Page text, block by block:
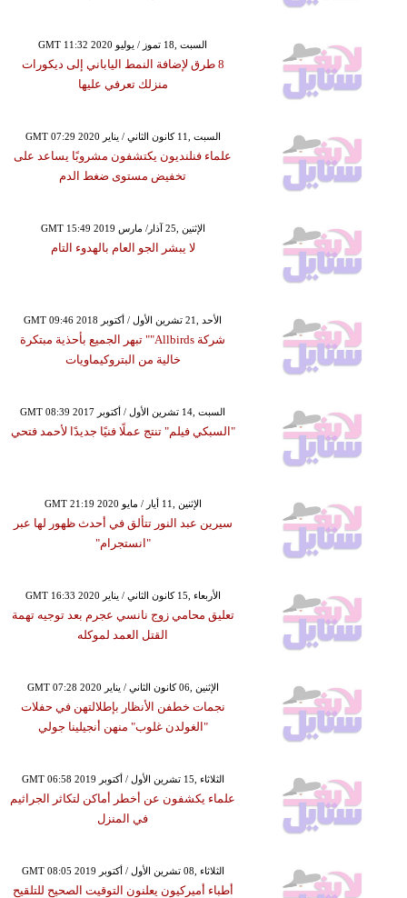
GMT 11:32 2020 السبت ,18 تموز / يوليو
8 طرق لإضافة النمط الياباني إلى ديكورات
منزلك تعرفي عليها
GMT 07:29 2020 السبت ,11 كانون الثاني / يناير
علماء فنلنديون يكتشفون مشروبًا يساعد على
تخفيض مستوى ضغط الدم
GMT 15:49 2019 الإثنين ,25 آذار/ مارس
لا يبشر الجو العام بالهدوء التام
GMT 09:46 2018 الأحد ,21 تشرين الأول / أكتوبر
شركة Allbirds"" تبهر الجميع بأحذية مبتكرة
خالية من البتروكيماويات
GMT 08:39 2017 السبت ,14 تشرين الأول / أكتوبر
"السبكي فيلم" تنتج عملًا فنيًا جديدًا لأحمد فتحي
GMT 21:19 2020 الإثنين ,11 أيار / مايو
سيرين عبد النور تتألق في أحدث ظهور لها عبر
"انستجرام"
GMT 16:33 2020 الأربعاء ,15 كانون الثاني / يناير
تعليق محامي زوج نانسي عجرم بعد توجيه تهمة
القتل العمد لموكله
GMT 07:28 2020 الإثنين ,06 كانون الثاني / يناير
نجمات خطفن الأنظار بإطلالتهن في حفلات
"الغولدن غلوب" منهن أنجيلينا جولي
GMT 06:58 2019 الثلاثاء ,15 تشرين الأول / أكتوبر
علماء يكشفون عن أخطر أماكن لتكاثر الجراثيم
في المنزل
GMT 08:05 2019 الثلاثاء ,08 تشرين الأول / أكتوبر
أطباء أميركيون يعلنون التوقيت الصحيح للتلقيح